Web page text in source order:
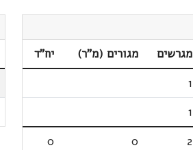
מגרשים מגורים (מ"ר)
יח"ד
1
1
2
0
0